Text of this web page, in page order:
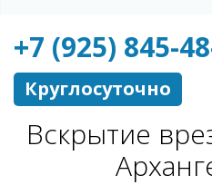
+7 (925) 845-
Круглосуточно
Вскрытие